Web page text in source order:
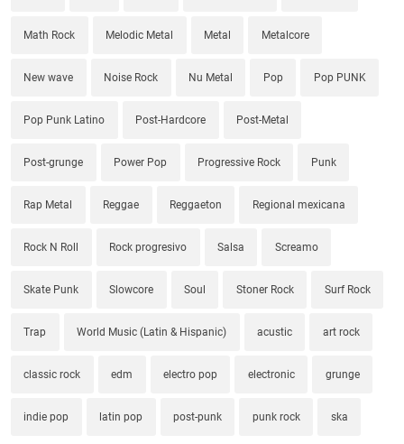
Math Rock Melodic Metal Metal Metalcore
New wave Noise Rock Nu Metal Pop Pop PUNK
Pop Punk Latino Post-Hardcore Post-Metal
Post-grunge Power Pop Progressive Rock Punk
Rap Metal Reggae Reggaeton Regional mexicana
Rock N Roll Rock progresivo Salsa Screamo
Skate Punk Slowcore Soul Stoner Rock Surf Rock
Trap World Music (Latin & Hispanic) acustic art rock
classic rock edm electro pop electronic grunge
indie pop latin pop post-punk punk rock ska